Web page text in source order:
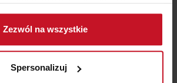
dane dotyczące Twojej lokalizacji
z dokładnością nawet do kilku metrów
Twoje urządzenie, aktywnie
czyli wirtualny odcisk palca)
Zezwól na wszystkie
Spersonalizuj
SZAFKA KARAKORUM
O CENĘ W SALONIE